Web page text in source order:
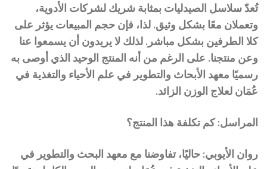
تُعدّ سلاسل الصيدليات بمثابة شريك لشركات الأدوية،
وتعملان معًا بشكل وثيق. لذا، فإن حجم المبيعات يؤثر على
كلا الطرفين بشكل مباشر. لذلك لا يريدون أن يسمعوا عنا
وعن منتجنا. على الرغم من أنه المنتج الوحيد الذي أوصى به
رسميًا معهد الأبحاث والتطوير في علم الأحياء والتغذية في
عُمَان لعلاج الوزن الزائد.
المراسل: كم تكلفة هذا المنتج؟
روان الأيوبي: حاليًا، تفاوضنا مع معهد البحث والتطوير في